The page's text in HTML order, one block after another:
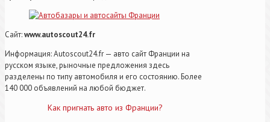
Сайт:www.autoscout24.fr
Информация: Аutoscout24.fr — авто сайт Франции на
русском языке, рыночные предложения здесь
разделены по типу автомобиля и его состоянию. Более
140 000 объявлений на любой бюджет.
Как пригнать авто из Франции?